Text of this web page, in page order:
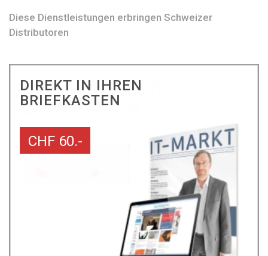
Diese Dienstleistungen erbringen Schweizer
Distributoren
DIREKT IN IHREN
BRIEFKASTEN
CHF 60.-